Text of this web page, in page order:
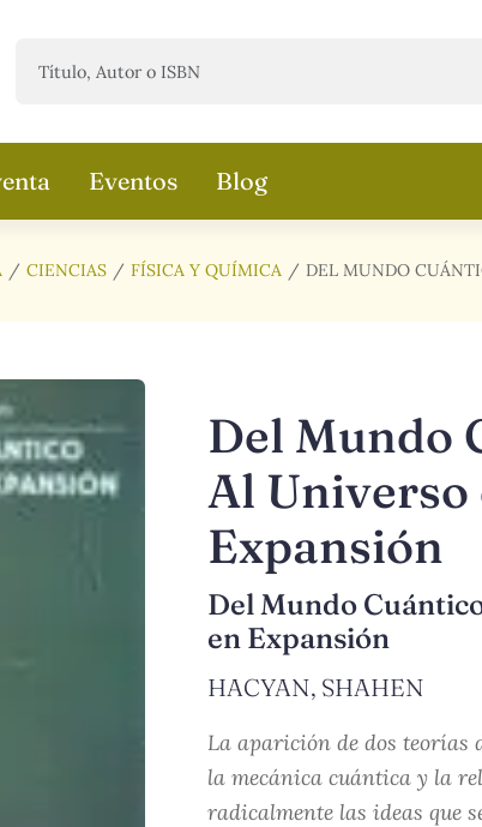
Eventos Blog
CIENCIAS FÍSICA Y QUÍMICA DEL MUNDO
Del Mundo
Al Universo
Expansión
Del Mundo
en Expansión
HACYAN, SHAHEN
La aparición de dos teorías
la mecánica cuántica y la
radicalmente las ideas que